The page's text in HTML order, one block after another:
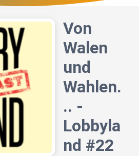
Von
Walen
und
Wahlen.
.. -
Lobbyla
nd #22